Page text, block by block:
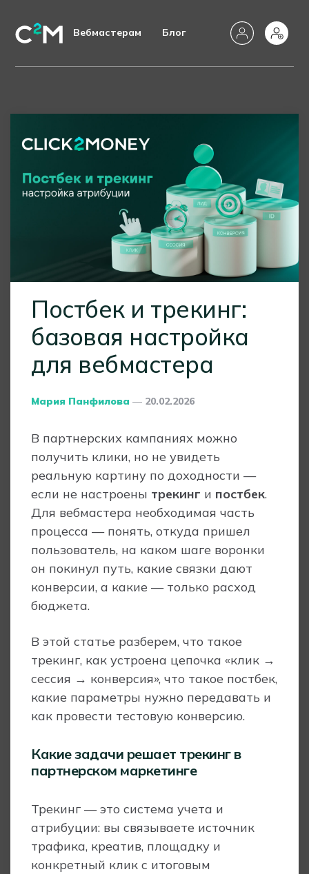
Вебмастерам Блог
Постбек и трекинг:
базовая настройка
для вебмастера
Posted
Мария Панфилова 20.02.2026
В партнерских кампаниях можно
получить клики, но не увидеть
реальную картину по доходности —
если не настроены трекинг и постбек.
Для вебмастера необходимая часть
процесса — понять, откуда пришел
пользователь, на каком шаге воронки
он покинул путь, какие связки дают
конверсии, а какие — только расход
бюджета.
В этой статье разберем, что такое
трекинг, как устроена цепочка «клик →
сессия → конверсия», что такое постбек,
какие параметры нужно передавать и
как провести тестовую конверсию.
Какие задачи решает трекинг в
партнерском маркетинге
Трекинг — это система учета и
атрибуции: вы связываете источник
трафика, креатив, площадку и
конкретный клик с итоговым